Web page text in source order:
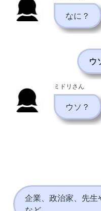
なに？
ウ
ミドリさん
ウソ？
企業、政治家、先生